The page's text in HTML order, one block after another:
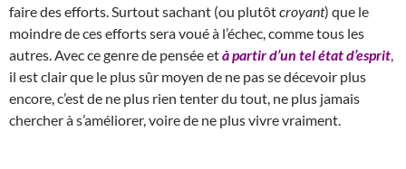
faire des efforts. Surtout sachant (ou plutôtcroyant) que le
moindre de ces efforts sera voué à l’échec, comme tous les
autres. Avec ce genre de pensée età partir d’un tel état d’esprit
il est clair que le plus sûr moyen de ne pas se décevoir plus
encore, c’est de ne plus rien tenter du tout, ne plus jamais
chercher à s’améliorer, voire de ne plus vivre vraiment.